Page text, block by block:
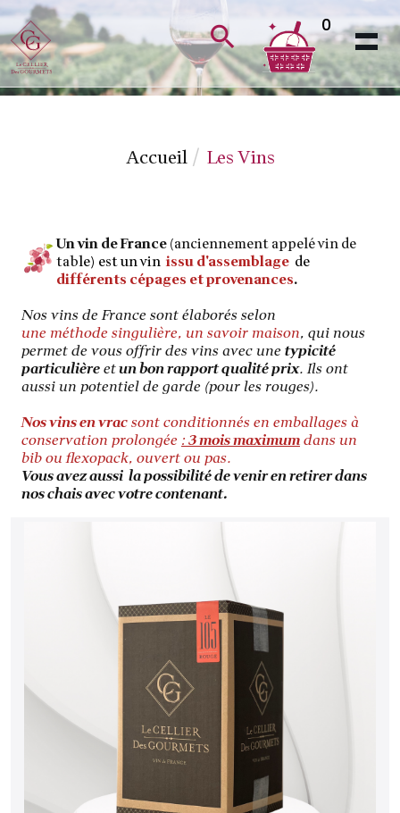
0
Accueil Les Vins
Un vin de France(anciennement appelé vin de
table) est unvin issu d'assemblage de
différents cépages et provenances.
Nos vins de France sont élaborés selon
une méthode singulière, un savoir maison, qui nous
permet de vous offrir des vins avec une typicité
particulièreetun bon rapport qualité prix. Ils ont
aussi un potentiel de garde (pour les rouges).
Nos vins en vracsont conditionnés en emballages à
conservation prolongée :3 mois maximumdans un
bib ou flexopack, ouvert ou pas.
Vous avez aussi la possibilité de venir en retirer dans
nos chais avec votre contenant.